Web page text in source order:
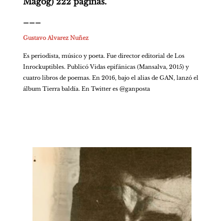
Gustavo Alvarez Nuñez
Es periodista, músico y poeta. Fue director editorial de Los
Inrockuptibles. Publicó Vidas epifánicas (Mansalva, 2015) y
cuatro libros de poemas. En 2016, bajo el alias de GAN, lanzó el
álbum Tierra baldía. En Twitter es @ganposta